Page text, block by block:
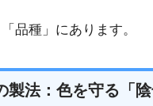
品種」にあります。
法：色を守る「陰